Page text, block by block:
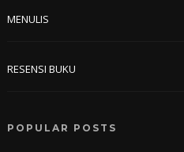
MENULIS
RESENSI BUKU
POPULAR POSTS